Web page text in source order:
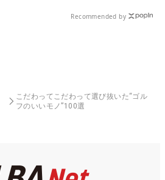
Recommended by
こだわってこだわって選び抜いた“ゴル
フのいいモノ”100選